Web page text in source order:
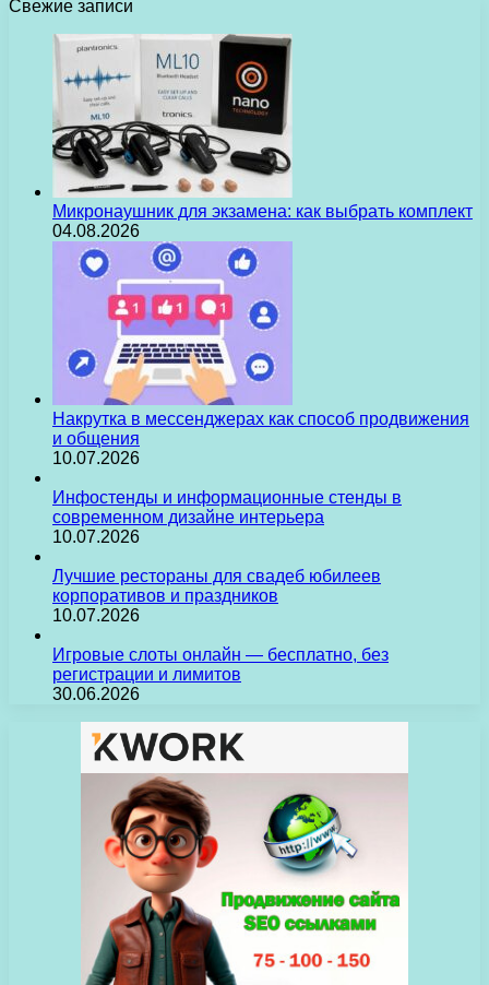
Свежие записи
Микронаушник для экзамена: как выбрать комплект
04.08.2026
Накрутка в мессенджерах как способ продвижения
и общения
10.07.2026
Инфостенды и информационные стенды в
современном дизайне интерьера
10.07.2026
Лучшие рестораны для свадеб юбилеев
корпоративов и праздников
10.07.2026
Игровые слоты онлайн — бесплатно, без
регистрации и лимитов
30.06.2026